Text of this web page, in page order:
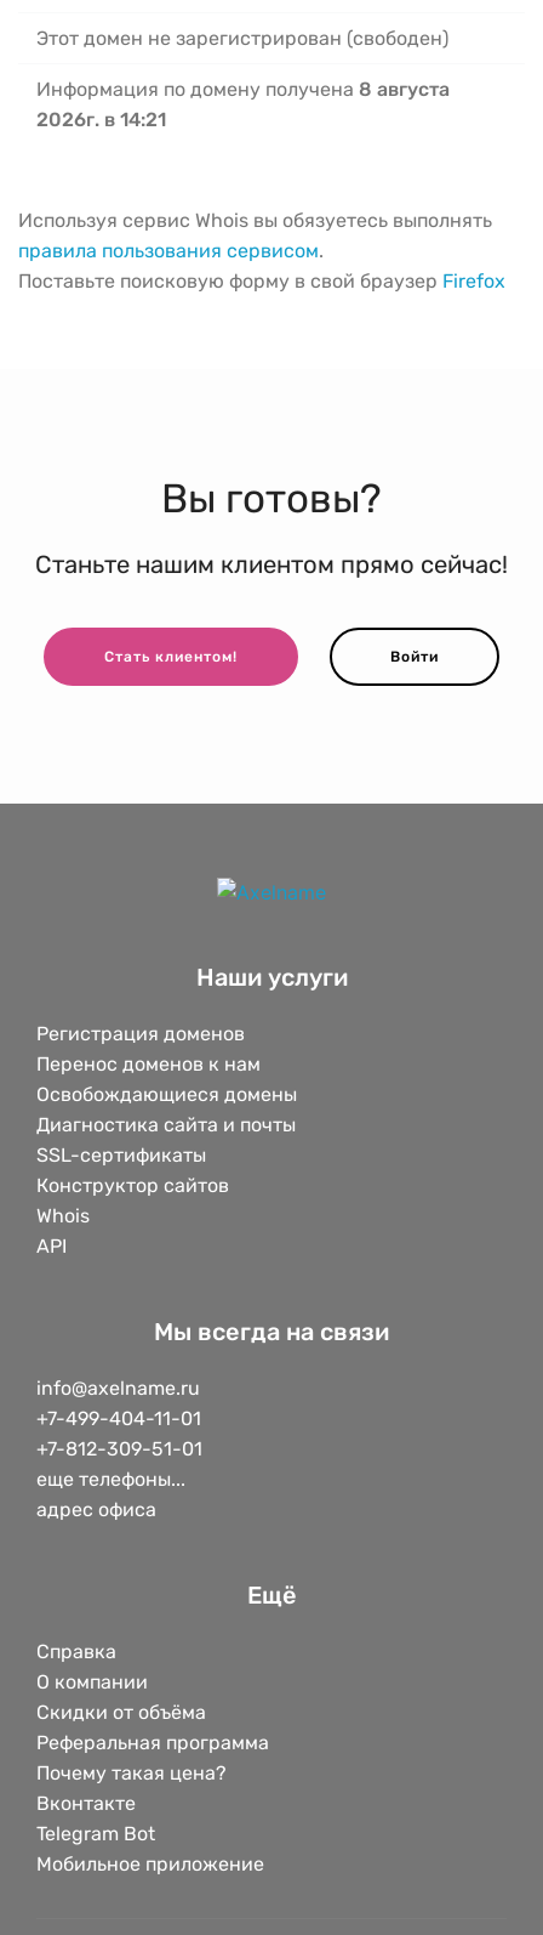
Этот домен не зарегистрирован (свободен)
Информация по домену получена 8 августа
2026г. в 14:21
Используя сервис Whois вы обязуетесь выполнять
правила пользования сервисом.
Поставьте поисковую форму в свой браузер Firefox
Вы готовы?
Станьте нашим клиентом прямо сейчас!
Стать клиентом! Войти
Наши услуги
Регистрация доменов
Перенос доменов к нам
Освобождающиеся домены
Диагностика сайта и почты
SSL-сертификаты
Конструктор сайтов
Whois
API
Мы всегда на связи
info@axelname.ru
+7-499-404-11-01
+7-812-309-51-01
еще телефоны...
адрес офиса
Ещё
Справка
О компании
Скидки от объёма
Реферальная программа
Почему такая цена?
Вконтакте
Telegram Bot
Мобильное приложение